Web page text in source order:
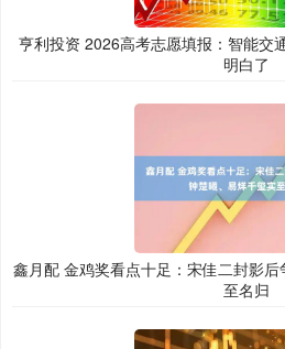
亨利投资 2026高考志愿填报：智能交
明白了
鑫月配 金鸡奖看点十足：宋佳二封影
至名归